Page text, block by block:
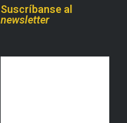
Suscríbanse al
newsletter